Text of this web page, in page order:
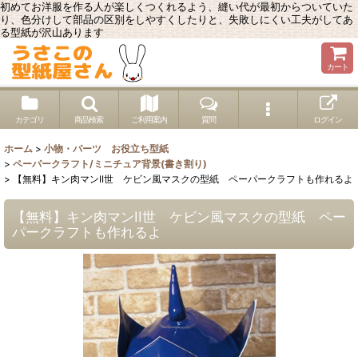
初めてお洋服を作る人が楽しくつくれるよう、縫い代が最初からついていた
り、色分けして部品の区別をしやすくしたりと、失敗しにくい工夫がしてあ
る型紙が沢山あります
カート
カテゴリ 商品検索 ご利用案内 質問 ログイン
ホーム > 小物・パーツ お役立ち型紙
> ペーパークラフト/ミニチュア背景(書き割り)
>
【無料】キン肉マンII世 ケビン風マスクの型紙 ペーパークラフトも作れるよ
【無料】キン肉マンII世 ケビン風マスクの型紙 ペー
パークラフトも作れるよ